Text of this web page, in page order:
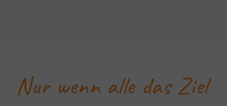
Nur wenn alle das Ziel